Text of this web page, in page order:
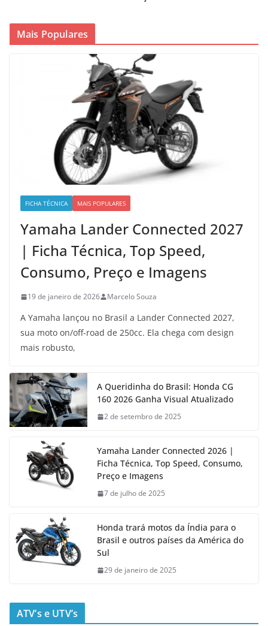
Mais Populares
FICHA TÉCNICA MAIS POPULARES
Yamaha Lander Connected 2027
| Ficha Técnica, Top Speed,
Consumo, Preço e Imagens
19 de janeiro de 2026 Marcelo Souza
A Yamaha lançou no Brasil a Lander Connected 2027,
sua moto on/off-road de 250cc. Ela chega com design
mais robusto,
A Queridinha do Brasil: Honda CG
160 2026 Ganha Visual Atualizado
2 de setembro de 2025
Yamaha Lander Connected 2026 |
Ficha Técnica, Top Speed, Consumo,
Preço e Imagens
7 de julho de 2025
Honda trará motos da Índia para o
Brasil e outros países da América do
Sul
29 de janeiro de 2025
ATV’s e UTV’s